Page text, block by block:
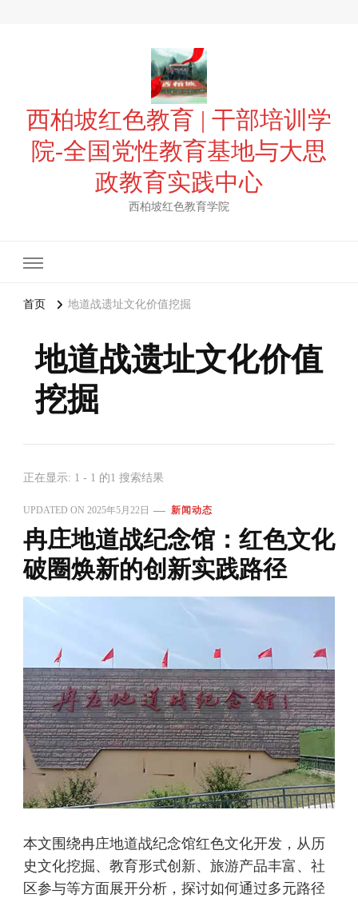
西柏坡红色教育 | 干部培训学
院-全国党性教育基地与大思
政教育实践中心
西柏坡红色教育学院
首页 地道战遗址文化价值挖掘
地道战遗址文化价值
挖掘
正在显示: 1 - 1 的1 搜索结果
UPDATED ON 2025年5月22日 新闻动态
冉庄地道战纪念馆：红色文化
破圈焕新的创新实践路径
本文围绕冉庄地道战纪念馆红色文化开发，从历
史文化挖掘、教育形式创新、旅游产品丰富、社
区参与等方面展开分析，探讨如何通过多元路径